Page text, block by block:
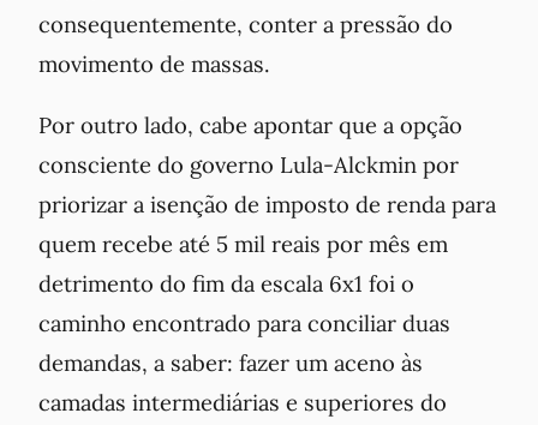
consequentemente, conter a pressão do
movimento de massas.
Por outro lado, cabe apontar que a opção
consciente do governo Lula-Alckmin por
priorizar a isenção de imposto de renda para
quem recebe até 5 mil reais por mês em
detrimento do fim da escala 6x1 foi o
caminho encontrado para conciliar duas
demandas, a saber: fazer um aceno às
camadas intermediárias e superiores do